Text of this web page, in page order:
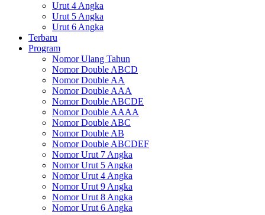
Urut 4 Angka
Urut 5 Angka
Urut 6 Angka
Terbaru
Program
Nomor Ulang Tahun
Nomor Double ABCD
Nomor Double AA
Nomor Double AAA
Nomor Double ABCDE
Nomor Double AAAA
Nomor Double ABC
Nomor Double AB
Nomor Double ABCDEF
Nomor Urut 7 Angka
Nomor Urut 5 Angka
Nomor Urut 4 Angka
Nomor Urut 9 Angka
Nomor Urut 8 Angka
Nomor Urut 6 Angka